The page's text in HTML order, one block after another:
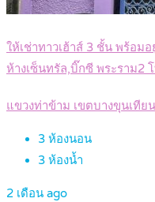
ให้เช่าทาวเฮ้าส์ 3 ชั้น พร้อม
ห้างเซ็นทรัล,บิ๊กซี พระราม2
แขวงท่าข้าม เขตบางขุนเทีย
3 ห้องนอน
3 ห้องน้ำ
2 เดือน ago